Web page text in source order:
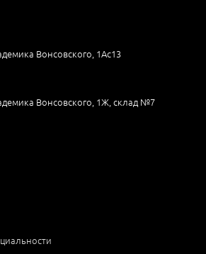
Вонсовского, 1Аc13
Вонсовского, 1Ж, склад №7